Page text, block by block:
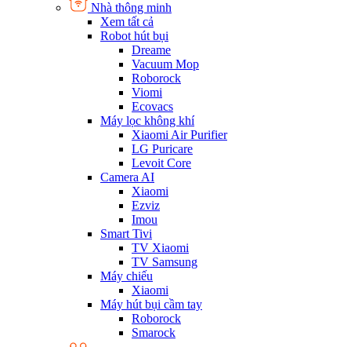
Nhà thông minh
Xem tất cả
Robot hút bụi
Dreame
Vacuum Mop
Roborock
Viomi
Ecovacs
Máy lọc không khí
Xiaomi Air Purifier
LG Puricare
Levoit Core
Camera AI
Xiaomi
Ezviz
Imou
Smart Tivi
TV Xiaomi
TV Samsung
Máy chiếu
Xiaomi
Máy hút bụi cầm tay
Roborock
Smarock